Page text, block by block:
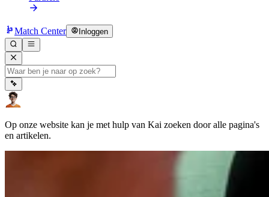
Match Center Inloggen
Op onze website kan je met hulp van Kai zoeken door alle pagina's
en artikelen.